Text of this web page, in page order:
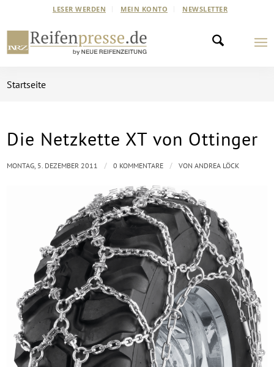
LESER WERDEN MEIN KONTO NEWSLETTER
Startseite
Die Netzkette XT von Ottinger
MONTAG, 5. DEZEMBER 2011 / 0 KOMMENTARE / VONANDREA LÖCK